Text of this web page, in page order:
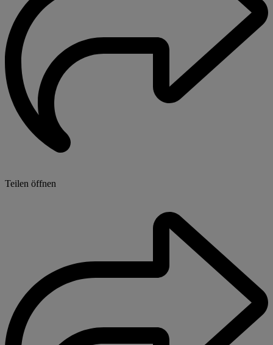
Teilen öffnen